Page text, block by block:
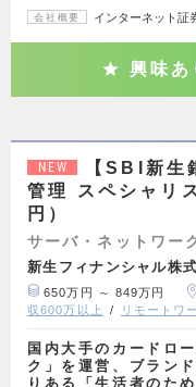
会社概要 インターネット証
興味あ
NEW
【SBI新生
管理 スペシャリ
円）
サーバ・ネットワー
新生フィナンシャル株
650万円 ～ 849万円
収600万以上
リモートワ
国内大手のカードロ
ク」を運営、ブラン
りある「生活者のた